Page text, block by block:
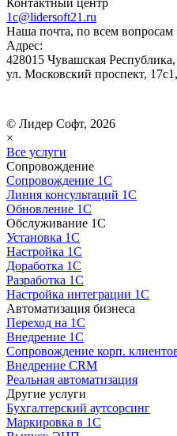
1c@lidersoft21.ru
Наша почта, по всем вопросам
Адрес:
428015 Чувашская
ул. Московский проспект,
© Лидер Софт, 2026
×
Все услуги
Сопровождение
Сопровождение 1С
Линия консультаций 1С
Обновление 1С
Обслуживание 1С
Установка 1С
Настройка 1С
Доработка 1С
Разработка 1С
Настройка интеграции 1С
Автоматизация бизнеса
Переход на 1С
Внедрение 1С
Сопровождение корп.
Внедрение CRM
Реальная автоматизация
Другие услуги
Бухгалтерский аутсорсинг
Маркировка в 1С